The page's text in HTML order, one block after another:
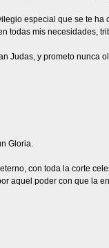
especial que se te
todas mis necesidades,
Judas, y prometo nunca
Gloria.
con toda la corte
aquel poder con que la